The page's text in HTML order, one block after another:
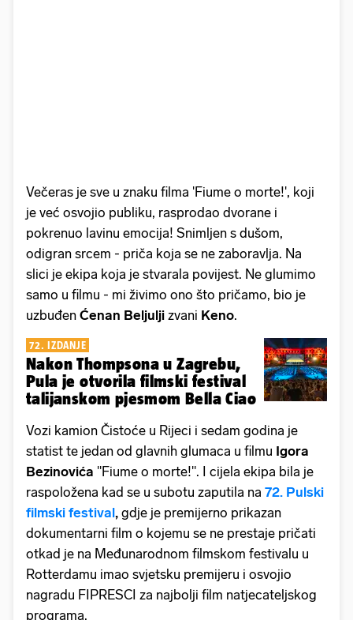
Večeras je sve u znaku filma 'Fiume o morte!', koji
je već osvojio publiku, rasprodao dvorane i
pokrenuo lavinu emocija! Snimljen s dušom,
odigran srcem - priča koja se ne zaboravlja. Na
slici je ekipa koja je stvarala povijest. Ne glumimo
samo u filmu - mi živimo ono što pričamo, bio je
uzbuđen Ćenan Beljulji zvani Keno.
72. IZDANJE
Nakon Thompsona u Zagrebu,
Pula je otvorila filmski festival
talijanskom pjesmom Bella Ciao
Vozi kamion Čistoće u Rijeci i sedam godina je
statist te jedan od glavnih glumaca u filmu Igora
Bezinovića "Fiume o morte!". I cijela ekipa bila je
raspoložena kad se u subotu zaputila na 72. Pulski
filmski festival, gdje je premijerno prikazan
dokumentarni film o kojemu se ne prestaje pričati
otkad je na Međunarodnom filmskom festivalu u
Rotterdamu imao svjetsku premijeru i osvojio
nagradu FIPRESCI za najbolji film natjecateljskog
programa.